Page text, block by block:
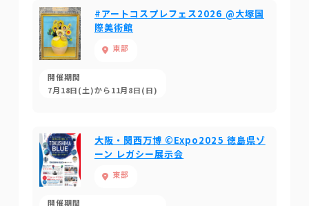
#アートコスプレフェス2026 @大塚国
際美術館
東部
開催期間
7月18日(土)から11月8日(日)
大阪・関西万博 ©Expo2025 徳島県ゾ
ーン レガシー展示会
東部
開催期間